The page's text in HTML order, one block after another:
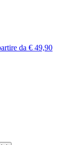
da € 49,90